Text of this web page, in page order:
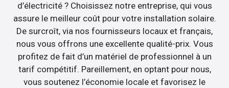
d’électricité ? Choisissez notre entreprise, qui vous
assure le meilleur coût pour votre installation solaire.
De surcroît, via nos fournisseurs locaux et français,
nous vous offrons une excellente qualité-prix. Vous
profitez de fait d’un matériel de professionnel à un
tarif compétitif. Pareillement, en optant pour nous,
vous soutenez l’économie locale et favorisez le